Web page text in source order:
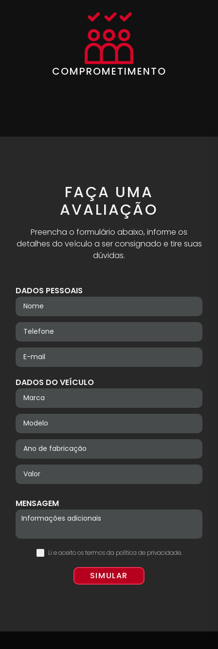
COMPROMETIMENTO
FAÇA UMA
AVALIAÇÃO
Preencha o formulário abaixo, informe os
detalhes do veículo a ser consignado e tire suas
dúvidas.
DADOS PESSOAIS
DADOS DO VEÍCULO
MENSAGEM
Li e aceito os termos da política de privacidade.
SIMULAR